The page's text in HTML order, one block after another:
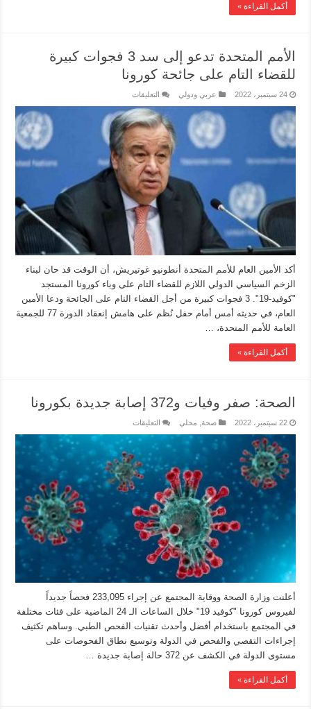
أكمل القراءة »
الأمم المتحدة تدعو إلى سد 3 فجوات كبيرة
للقضاء التام على جائحة كورونا
24 سبتمبر، 2022 عربي ودولي التعليقات
أكد الأمين العام للأمم المتحدة أنطونيو غوتيريش، أن الوقت قد حان لبناء
الزخم السياسي الدولي اللازم للقضاء التام على وباء كورونا المستجد
"كوفيد-19". 3 فجوات كبيرة من أجل القضاء التام على الجائحة ودعا الأمين
العام، في حديثه أمس أمام حفل نُظم على هامش إنعقاد الدورة 77 للجمعية
العامة للأمم المتحدة، …
أكمل القراءة »
الصحة: صفر وفيات و372 إصابة جديدة بكورونا
22 سبتمبر، 2022 صحة محلي التعليقات
أعلنت وزارة الصحة ووقاية المجتمع عن إجراء 233,095 فحصاً جديداً
لفيروس كورونا "كوفيد 19" خلال الساعات الـ 24 الماضية على فئات مختلفة
في المجتمع باستخدام أفضل وأحدث تقنيات الفحص الطبي.‏‎ وساهم تكثيف
إجراءات التقصي والفحص في الدولة وتوسيع نطاق الفحوصات على
مستوى الدولة في الكشف عن 372 حالة إصابة جديدة …
أكمل القراءة »